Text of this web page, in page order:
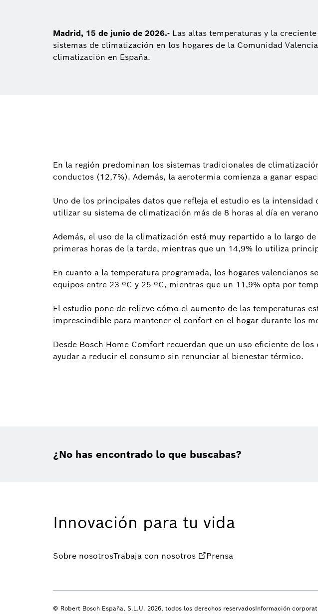
Madrid, 15 de junio de 2026.- Las altas temperaturas y la
sistemas de climatización en los hogares de la Comunidad
climatización en España.
En la región predominan los sistemas tradicionales de
conductos (12,7%). Además, la aerotermia comienza a ganar
Uno de los principales datos que refleja el estudio es la
utilizar su sistema de climatización más de 8 horas al día en
Además, el uso de la climatización está muy repartido a lo largo
primeras horas de la tarde, mientras que un 14,9% lo utiliza
En cuanto a la temperatura programada, los hogares valencianos
equipos entre 23 ºC y 25 ºC, mientras que un 11,9% opta por
El estudio pone de relieve cómo el aumento de las temperaturas
imprescindible para mantener el confort en el hogar durante los
Desde Bosch Home Comfort recuerdan que un uso eficiente de
ayudar a reducir el consumo sin renunciar al bienestar térmico.
¿No has encontrado lo que buscabas?
Innovación para tu vida
Sobre nosotrosTrabaja con nosotros Prensa
© Robert Bosch España, S.L.U. 2026, todos los derechos reservadosInformación